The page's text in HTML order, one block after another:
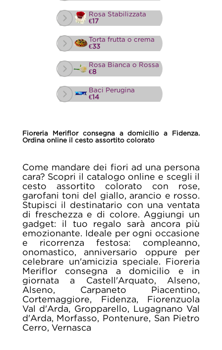
Rosa Stabilizzata
€17
Torta frutta o crema
€33
Rosa Bianca o Rossa
€8
Baci Perugina
€14
Fioreria Meriflor consegna a domicilio a Fidenza.
Ordina online il cesto assortito colorato
Come mandare dei fiori ad una persona
cara? Scopri il catalogo online e scegli il
cesto assortito colorato con rose,
garofani toni del giallo, arancio e rosso.
Stupisci il destinatario con una ventata
di freschezza e di colore. Aggiungi un
gadget: il tuo regalo sarà ancora più
emozionante. Ideale per ogni occasione
e ricorrenza festosa: compleanno,
onomastico, anniversario oppure per
celebrare un'amicizia speciale. Fioreria
Meriflor consegna a domicilio e in
giornata a Castell'Arquato, Alseno,
Alseno, Carpaneto Piacentino,
Cortemaggiore, Fidenza, Fiorenzuola
Val d'Arda, Gropparello, Lugagnano Val
d'Arda, Morfasso, Pontenure, San Pietro
Cerro, Vernasca